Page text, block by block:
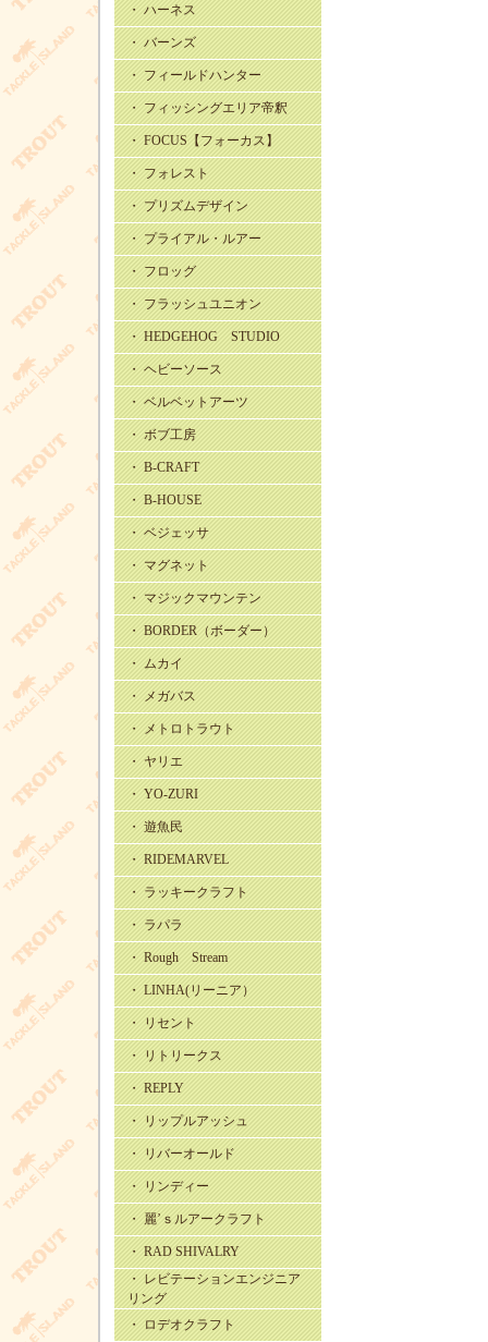
・ ハーネス
・ バーンズ
・ フィールドハンター
・ フィッシングエリア帝釈
・ FOCUS【フォーカス】
・ フォレスト
・ プリズムデザイン
・ プライアル・ルアー
・ フロッグ
・ フラッシュユニオン
・ HEDGEHOG STUDIO
・ ヘビーソース
・ ベルベットアーツ
・ ボブ工房
・ B-CRAFT
・ B-HOUSE
・ ベジェッサ
・ マグネット
・ マジックマウンテン
・ BORDER（ボーダー）
・ ムカイ
・ メガバス
・ メトロトラウト
・ ヤリエ
・ YO-ZURI
・ 遊魚民
・ RIDEMARVEL
・ ラッキークラフト
・ ラパラ
・ Rough Stream
・ LINHA(リーニア）
・ リセント
・ リトリークス
・ REPLY
・ リップルアッシュ
・ リバーオールド
・ リンディー
・ 麗’ｓルアークラフト
・ RAD SHIVALRY
・ レビテーションエンジニア
リング
・ ロデオクラフト